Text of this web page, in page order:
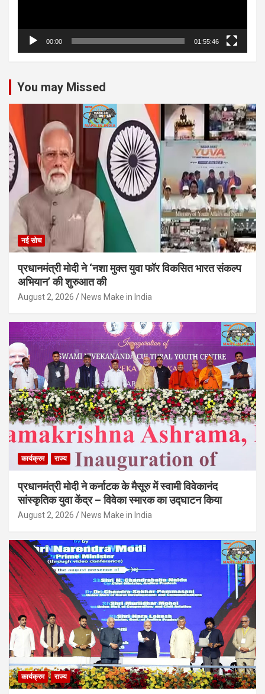
00:00 01:55:46
You may Missed
नई सोच
प्रधानमंत्री मोदी ने ‘नशा मुक्त युवा फॉर विकसित भारत संकल्प
अभियान’ की शुरुआत की
August 2, 2026 News Make in India
कार्यक्रम राज्य
प्रधानमंत्री मोदी ने कर्नाटक के मैसूरु में स्वामी विवेकानंद
सांस्कृतिक युवा केंद्र – विवेका स्मारक का उद्घाटन किया
August 2, 2026 News Make in India
कार्यक्रम राज्य